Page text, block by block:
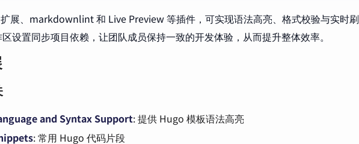
展、markdownlint 和 Live Preview 等插件，可实现语法高亮、格式校验与实时刷
设置同步项目依赖，让团队成员保持一致的开发体验，从而提升整体效率。
and Syntax Support: 提供 Hugo 模板语法高亮
: 常用 Hugo 代码片段